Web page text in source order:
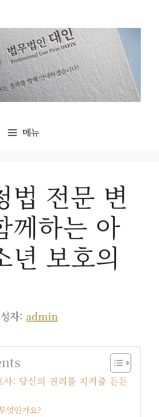
메뉴
법 전문 변
께하는 아
년 보호의
자: admin
: 당신의 권리를 지켜줄 든든
엇인가요?